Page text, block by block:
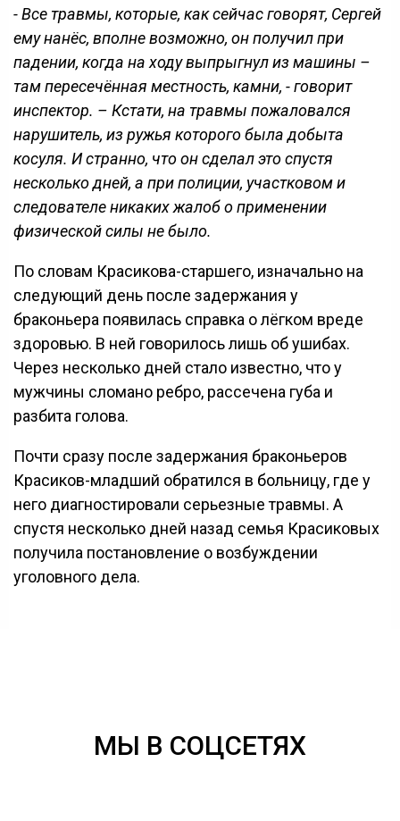
- Все травмы, которые, как сейчас говорят, Сергей
ему нанёс, вполне возможно, он получил при
падении, когда на ходу выпрыгнул из машины –
там пересечённая местность, камни, - говорит
инспектор. – Кстати, на травмы пожаловался
нарушитель, из ружья которого была добыта
косуля. И странно, что он сделал это спустя
несколько дней, а при полиции, участковом и
следователе никаких жалоб о применении
физической силы не было.
По словам Красикова-старшего, изначально на
следующий день после задержания у
браконьера появилась справка о лёгком вреде
здоровью. В ней говорилось лишь об ушибах.
Через несколько дней стало известно, что у
мужчины сломано ребро, рассечена губа и
разбита голова.
Почти сразу после задержания браконьеров
Красиков-младший обратился в больницу, где у
него диагностировали серьезные травмы. А
спустя несколько дней назад семья Красиковых
получила постановление о возбуждении
уголовного дела.
МЫ В СОЦСЕТЯХ